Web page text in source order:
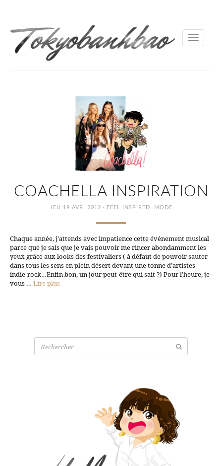
Toggle
COACHELLA INSPIRATION
JEU 19 AVR, 2012 · FEEL INSPIRED, MODE
Chaque année, j’attends avec impatience cette événement musical
parce que je sais que je vais pouvoir me rincer abondamment les
yeux grâce aux looks des festivaliers ( à défaut de pouvoir sauter
dans tous les sens en plein désert devant une tonne d’artistes
indie-rock…Enfin bon, un jour peut-être qui sait ?) Pour l’heure, je
vous … Lire plus
Recherche
pour: